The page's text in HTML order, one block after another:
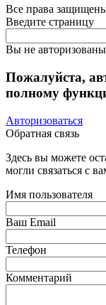
Все права
Введите страницу
Вы не авторизованы
Пожалуйста,
полному
Авторизоваться
Обратная связь
Здесь вы можете
могли связаться с
Имя пользователя
Ваш Email
Телефон
Комментарий